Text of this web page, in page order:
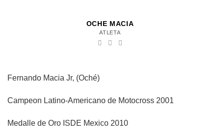
OCHE MACIA
ATLETA
Fernando Macia Jr, (Oché)
Campeon Latino-Americano de Motocross 2001
Medalle de Oro ISDE Mexico 2010